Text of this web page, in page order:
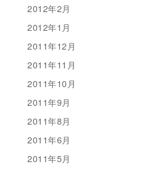
2012年2月
2012年1月
2011年12月
2011年11月
2011年10月
2011年9月
2011年8月
2011年6月
2011年5月